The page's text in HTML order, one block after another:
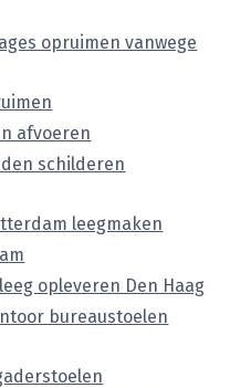
opruimen vanwege
afvoeren
schilderen
leegmaken
opleveren Den Haag
bureaustoelen